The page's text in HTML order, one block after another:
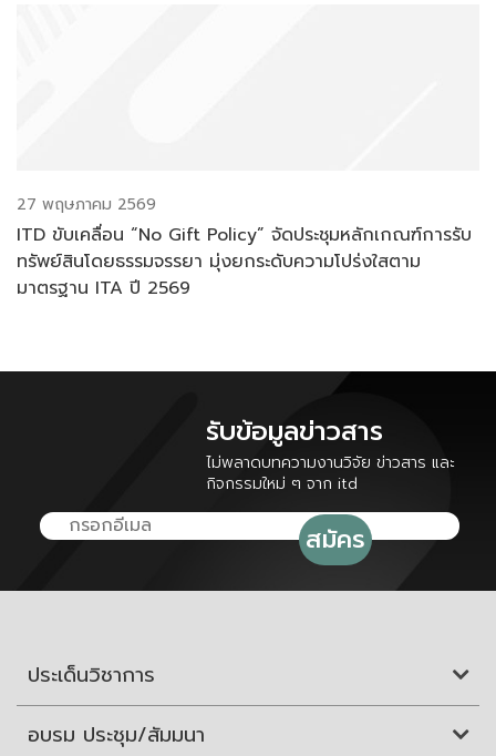
27 พฤษภาคม 2569
ITD ขับเคลื่อน “No Gift Policy” จัดประชุมหลักเกณฑ์การรับ
ทรัพย์สินโดยธรรมจรรยา มุ่งยกระดับความโปร่งใสตาม
มาตรฐาน ITA ปี 2569
รับข้อมูลข่าวสาร
ไม่พลาดบทความงานวิจัย ข่าวสาร และ
กิจกรรมใหม่ ๆ จาก itd
ประเด็นวิชาการ
อบรม ประชุม/สัมมนา